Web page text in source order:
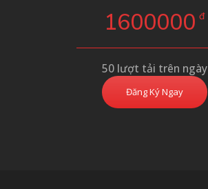
1600000 đ
50 lượt tải trên ngày
Đăng Ký Ngay